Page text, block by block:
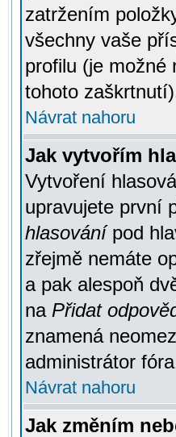
zatržením
všechny vaše
profilu (je možné
tohoto
Návrat nahoru
Jak vytvořím
Vytvoření
upravujete první
hlasovánípod
zřejmě nemáte
a pak alespoň
na Přidat
znamená
administrátor
Návrat nahoru
Jak změním